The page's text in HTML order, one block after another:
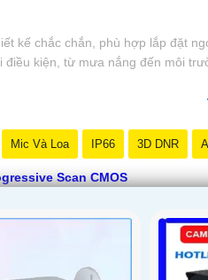
kế chắc chắn, phù hợp lắp đặt
điều kiện, từ mưa nắng đến môi
Mic Và Loa IP66 3D DNR AI
Scan CMOS